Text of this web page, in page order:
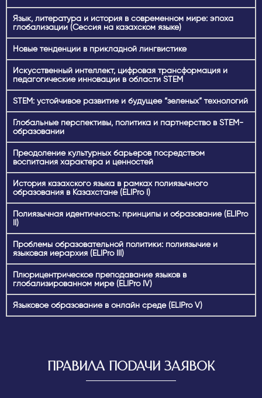
Язык, литература и история в современном мире: эпоха
глобализации (Сессия на казахском языке)
Новые тенденции в прикладной лингвистике
Искусственный интеллект, цифровая трансформация и
педагогические инновации в области STEM
STEM: устойчивое развитие и будущее “зеленых” технологий
Глобальные перспективы, политика и партнерство в STEM-
образовании
Преодоление культурных барьеров посредством
воспитания характера и ценностей
История казахского языка в рамках полиязычного
образования в Казахстане (ELIPro I)
Полиязычная идентичность: принципы и образование (ELIPro
II)
Проблемы образовательной политики: полиязычие и
языковая иерархия (ELIPro III)
Плюрицентрическое преподавание языков в
глобализированном мире (ELIPro IV)
Языковое образование в онлайн среде (ELIPro V)
ПРАВИЛА ПОДАЧИ ЗАЯВОК